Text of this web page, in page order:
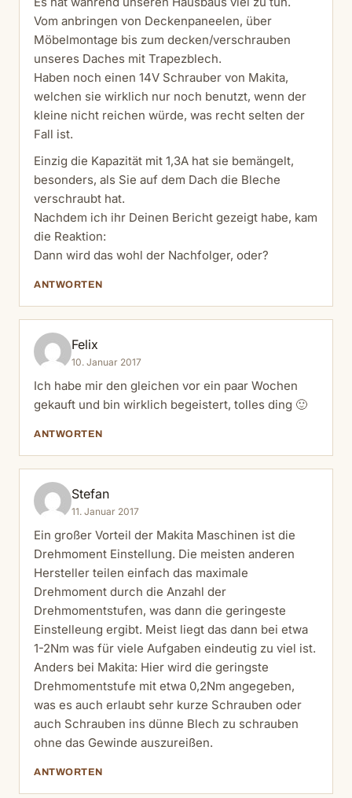
Vom anbringen von Deckenpaneelen, über
Möbelmontage bis zum decken/verschrauben
unseres Daches mit Trapezblech.
Haben noch einen 14V Schrauber von Makita,
welchen sie wirklich nur noch benutzt, wenn der
kleine nicht reichen würde, was recht selten der
Fall ist.
Einzig die Kapazität mit 1,3A hat sie bemängelt,
besonders, als Sie auf dem Dach die Bleche
verschraubt hat.
Nachdem ich ihr Deinen Bericht gezeigt habe, kam
die Reaktion:
Dann wird das wohl der Nachfolger, oder?
ANTWORTEN
Felix
10. Januar 2017
Ich habe mir den gleichen vor ein paar Wochen
gekauft und bin wirklich begeistert, tolles ding 🙂
ANTWORTEN
Stefan
11. Januar 2017
Ein großer Vorteil der Makita Maschinen ist die
Drehmoment Einstellung. Die meisten anderen
Hersteller teilen einfach das maximale
Drehmoment durch die Anzahl der
Drehmomentstufen, was dann die geringeste
Einstelleung ergibt. Meist liegt das dann bei etwa
1-2Nm was für viele Aufgaben eindeutig zu viel ist.
Anders bei Makita: Hier wird die geringste
Drehmomentstufe mit etwa 0,2Nm angegeben,
was es auch erlaubt sehr kurze Schrauben oder
auch Schrauben ins dünne Blech zu schrauben
ohne das Gewinde auszureißen.
ANTWORTEN